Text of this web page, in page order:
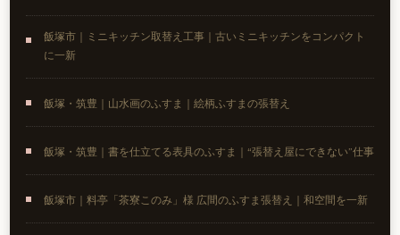
飯塚市｜ミニキッチン取替え工事｜古いミニキッチンをコンパクト
に一新
飯塚・筑豊｜山水画のふすま｜絵柄ふすまの張替え
飯塚・筑豊｜書を仕立てる表具のふすま｜“張替え屋にできない”仕事
飯塚市｜料亭「茶寮このみ」様 広間のふすま張替え｜和空間を一新